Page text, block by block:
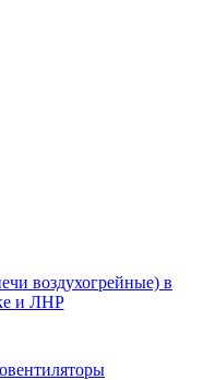
воздухогрейные) в
и ЛНР